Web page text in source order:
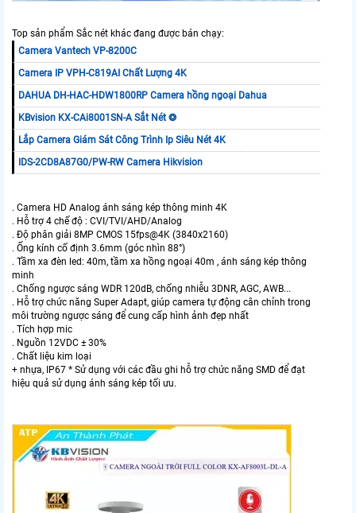
Top sản phẩm Sắc nét khác đang được bán chạy:
Camera Vantech VP-8200C
Camera IP VPH-C819AI Chất Lượng 4K
DAHUA DH-HAC-HDW1800RP Camera hồng ngoại Dahua
KBvision KX-CAi8001SN-A Sắt Nét ❂
Lắp Camera Giám Sát Công Trình Ip Siêu Nét 4K
IDS-2CD8A87G0/PW-RW Camera Hikvision
. Camera HD Analog ánh sáng kép thông minh 4K
. Hỗ trợ 4 chế độ : CVI/TVI/AHD/Analog
. Độ phân giải 8MP CMOS 15fps@4K (3840x2160)
. Ống kính cố định 3.6mm (góc nhìn 88°)
. Tầm xa đèn led: 40m, tầm xa hồng ngoại 40m , ánh sáng kép thông
minh
. Chống ngược sáng WDR 120dB, chống nhiễu 3DNR, AGC, AWB...
. Hỗ trợ chức năng Super Adapt, giúp camera tự động cân chỉnh trong
môi trường ngược sáng để cung cấp hình ảnh đẹp nhất
. Tích hợp mic
. Nguồn 12VDC ± 30%
. Chất liệu kim loại
+ nhựa, IP67 * Sử dụng với các đầu ghi hỗ trợ chức năng SMD để đạt
hiệu quả sử dụng ánh sáng kép tối ưu.